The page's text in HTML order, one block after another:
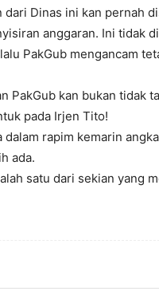
dari Dinas ini kan pernah
anggaran. Ini tidak
PakGub mengancam
PakGub kan bukan tidak
pada Irjen Tito!
dalam rapim kemarin
ada.
satu dari sekian yang